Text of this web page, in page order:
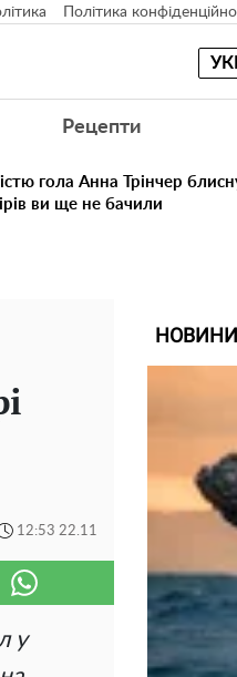
Політика
Рецепти
гола Анна Трінчер
ви ще не бачили
12:53 22.11
у
НОВИНИ